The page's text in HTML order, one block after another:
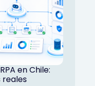
en Chile:
reales